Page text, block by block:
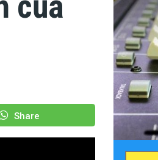
Share